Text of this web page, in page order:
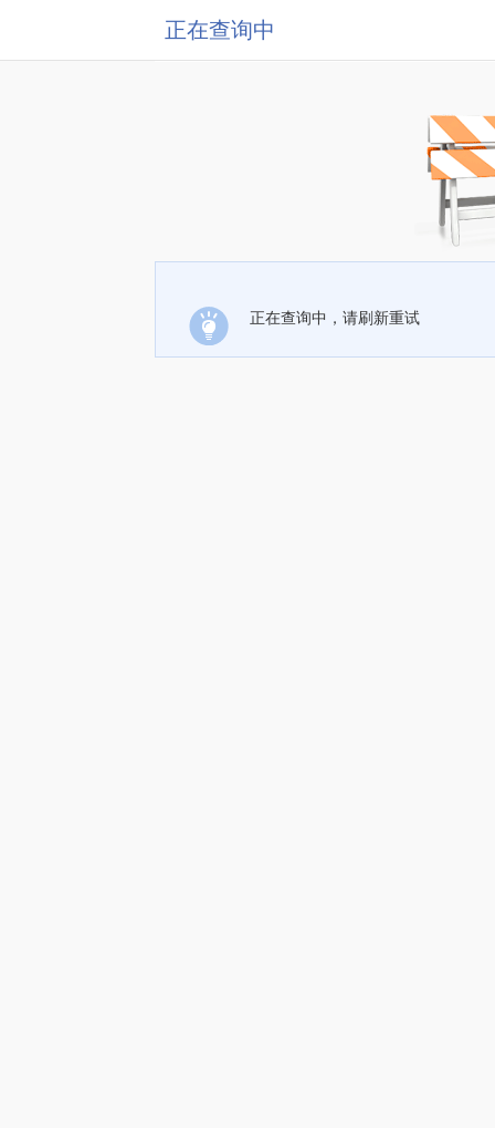
正在查询中
正在查询中，请刷新重试